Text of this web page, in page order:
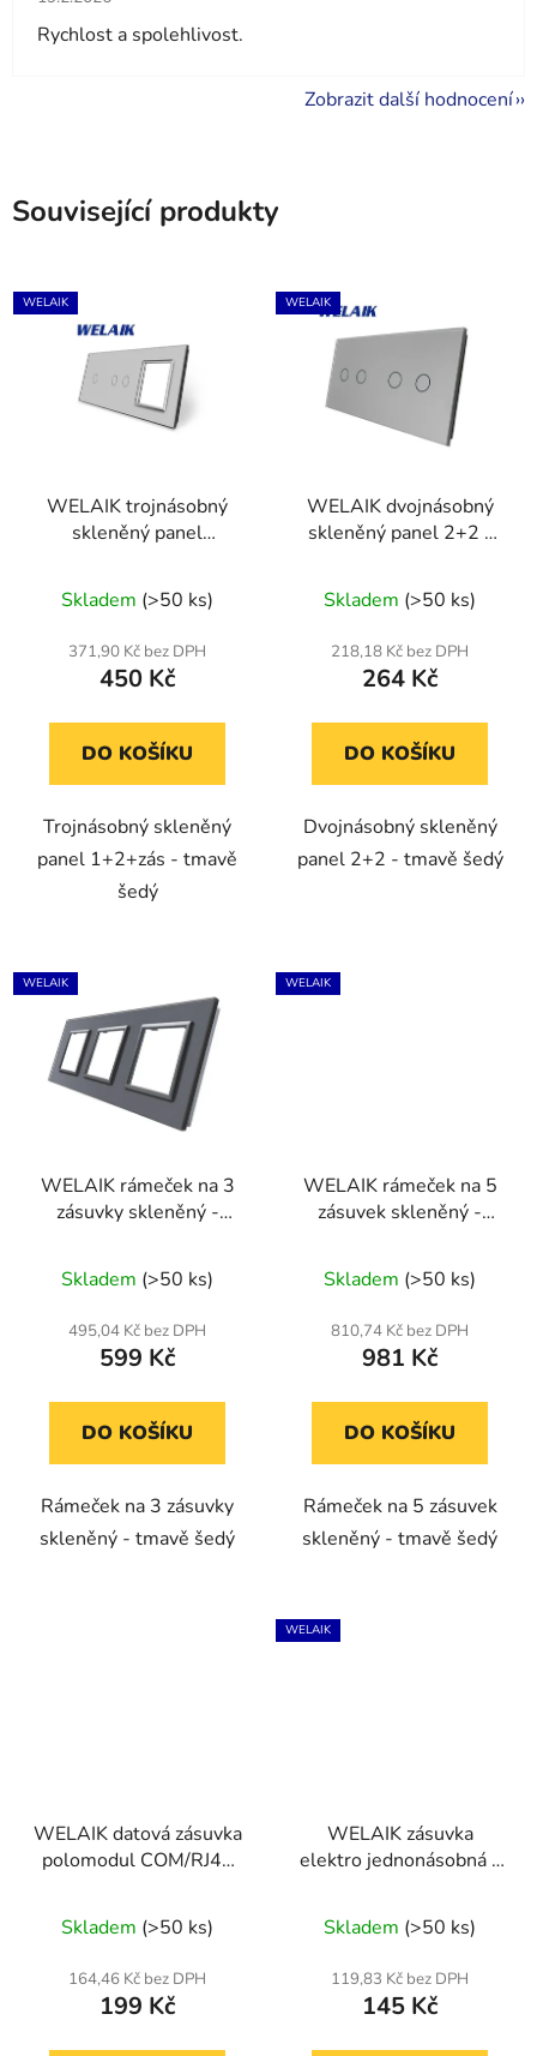
Rychlost a spolehlivost.
Zobrazit další hodnocení
Související produkty
WELAIK
WELAIK trojnásobný
skleněný panel
Skladem (>50 ks)
371,90 Kč bez DPH
450 Kč
DO KOŠÍKU
Trojnásobný skleněný
panel 1+2+zás - tmavě
šedý
WELAIK
WELAIK dvojnásobný
skleněný panel 2+2 -
Skladem (>50 ks)
218,18 Kč bez DPH
264 Kč
DO KOŠÍKU
Dvojnásobný skleněný
panel 2+2 - tmavě šedý
WELAIK
WELAIK rámeček na 3
zásuvky skleněný -
Skladem (>50 ks)
495,04 Kč bez DPH
599 Kč
DO KOŠÍKU
Rámeček na 3 zásuvky
skleněný - tmavě šedý
WELAIK
WELAIK rámeček na 5
zásuvek skleněný -
Skladem (>50 ks)
810,74 Kč bez DPH
981 Kč
DO KOŠÍKU
Rámeček na 5 zásuvek
skleněný - tmavě šedý
WELAIK datová zásuvka
polomodul COM/RJ45
Skladem (>50 ks)
164,46 Kč bez DPH
199 Kč
WELAIK
WELAIK zásuvka
elektro jednonásobná -
Skladem (>50 ks)
119,83 Kč bez DPH
145 Kč